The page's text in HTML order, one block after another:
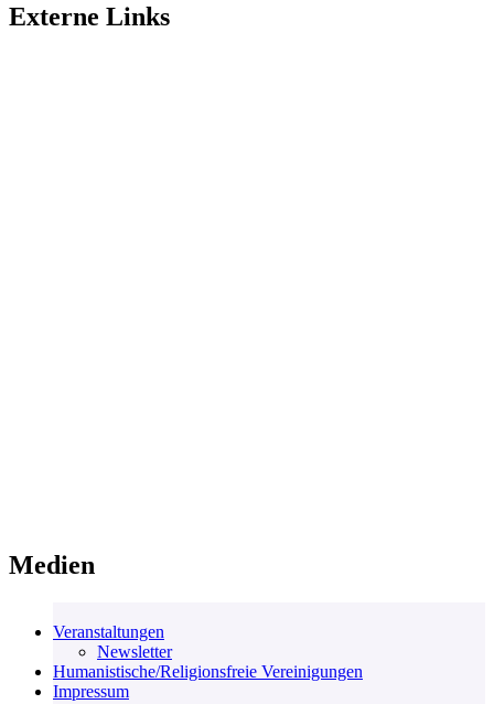
Externe Links
Medien
Veranstaltungen
Newsletter
Humanistische/Religionsfreie Vereinigungen
Impressum